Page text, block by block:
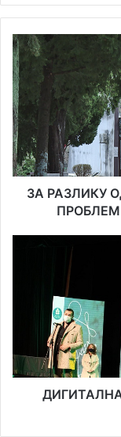
ЗА
РАЗЛИКУ
ОД
МНОГИХ,
ХЕРЦЕГ
НОВИ
НЕМА
ПРОБЛЕМ
СА
ПОГРЕБНОМ
ОПРЕМОМ
ЗА РАЗЛИКУ
КВАЛИТЕТНИЈУ
НАСТАВУ